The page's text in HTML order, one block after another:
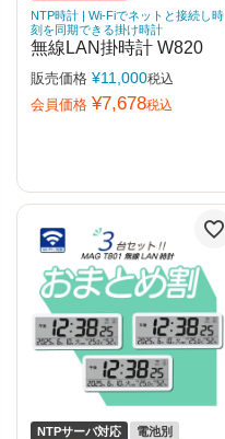
NTP時計 | Wi-Fiでネットと接続し時
刻を同期できる掛け時計
無線LAN掛時計 W820
販売価格 ¥11,000税込
会員価格 ¥7,678税込
NTPサーバ対応
電池別